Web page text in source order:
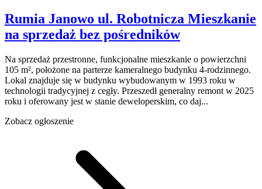
Rumia Janowo ul. Robotnicza Mieszkanie
na sprzedaż bez pośredników
Na sprzedaż przestronne, funkcjonalne mieszkanie o powierzchni
105 m², położone na parterze kameralnego budynku 4-rodzinnego.
Lokal znajduje się w budynku wybudowanym w 1993 roku w
technologii tradycyjnej z cegły. Przeszedł generalny remont w 2025
roku i oferowany jest w stanie deweloperskim, co daj...
Zobacz ogłoszenie